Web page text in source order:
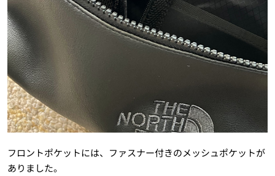
フロントポケットには、ファスナー付きのメッシュポケットが
ありました。